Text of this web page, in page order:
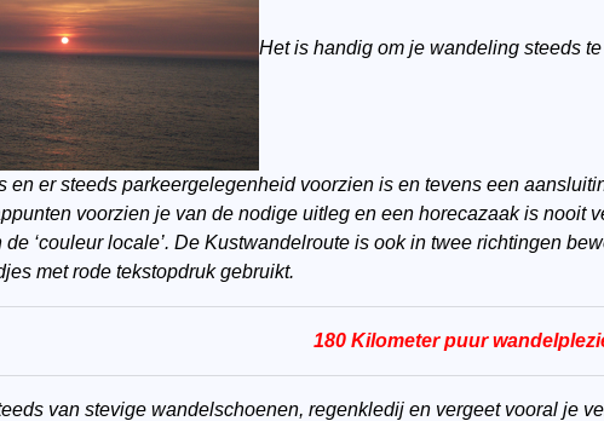
Het is handig om je wandeling steeds
en er steeds parkeergelegenheid voorzien is en tevens een
voorzien je van de nodige uitleg en een horecazaak is nooit
de ‘couleur locale’. De Kustwandelroute is ook in twee richtingen
met rode tekstopdruk gebruikt.
180 Kilometer puur
van stevige wandelschoenen, regenkledij en vergeet vooral je